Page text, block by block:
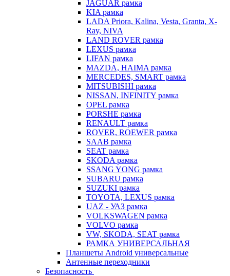
JAGUAR рамка
KIA рамка
LADA Priora, Kalina, Vesta, Granta, X-
Ray, NIVA
LAND ROVER рамка
LEXUS рамка
LIFAN рамка
MAZDA, HAIMA рамка
MERCEDES, SMART рамка
MITSUBISHI рамка
NISSAN, INFINITY рамка
OPEL рамка
PORSHE рамка
RENAULT рамка
ROVER, ROEWER рамка
SAAB рамка
SEAT рамка
SKODA рамка
SSANG YONG рамка
SUBARU рамка
SUZUKI рамка
TOYOTA, LEXUS рамка
UAZ - УАЗ рамка
VOLKSWAGEN рамка
VOLVO рамка
VW, SKODA, SEAT рамка
РАМКА УНИВЕРСАЛЬНАЯ
Планшеты Android универсальные
Антенные переходники
Безопасность